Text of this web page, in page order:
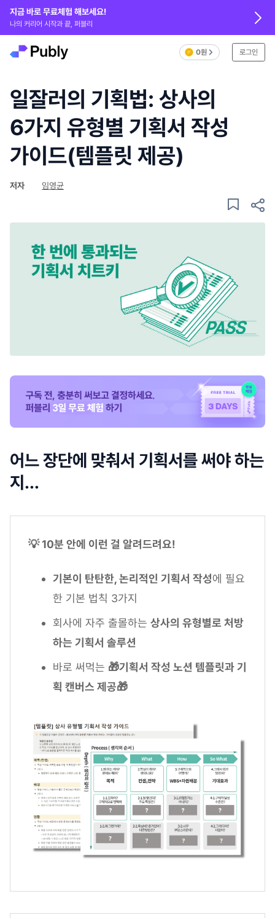
지금 바로 무료체험 해보세요!
나의 커리어 시작과 끝, 퍼블리
0원 로그인
일잘러의 기획법: 상사의
6가지 유형별 기획서 작성
가이드(템플릿 제공)
저자 임영균
어느 장단에 맞춰서 기획서를 써야 하는
지...
💡 10분 안에 이런 걸 알려드려요!
기본이 탄탄한, 논리적인 기획서 작성에 필요
한 기본 법칙 3가지
회사에 자주 출몰하는 상사의 유형별로 처방
하는 기획서 솔루션
바로 써먹는 🎁기획서 작성 노션 템플릿과 기
획 캔버스 제공🎁